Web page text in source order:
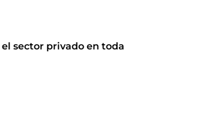
sector privado en toda